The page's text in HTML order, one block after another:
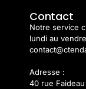
Contact
Notre service
lundi au
Adresse :
40 rue Faideau